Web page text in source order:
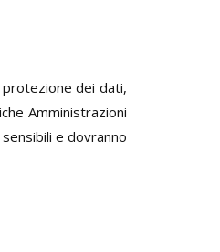
dei dati,
Amministrazioni
e dovranno